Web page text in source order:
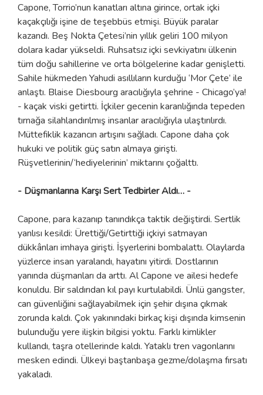
Capone, Torrio’nun kanatları altına girince, ortak içki
kaçakçılığı işine de teşebbüs etmişi. Büyük paralar
kazandı. Beş Nokta Çetesi’nin yıllık geliri 100 milyon
dolara kadar yükseldi. Ruhsatsız içki sevkiyatını ülkenin
tüm doğu sahillerine ve orta bölgelerine kadar genişletti.
Sahile hükmeden Yahudi asıllıların kurduğu ‘Mor Çete’ ile
anlaştı. Blaise Diesbourg aracılığıyla şehrine - Chicago’ya!
- kaçak viski getirtti. İçkiler gecenin karanlığında tepeden
tırnağa silahlandırılmış insanlar aracılığıyla ulaştırılırdı.
Müttefiklik kazancın artışını sağladı. Capone daha çok
hukuki ve politik güç satın almaya girişti.
Rüşvetlerinin/‘hediyelerinin’ miktarını çoğalttı.
- Düşmanlarına Karşı Sert Tedbirler Aldı… -
Capone, para kazanıp tanındıkça taktik değiştirdi. Sertlik
yanlısı kesildi: Ürettiği/Getirttiği içkiyi satmayan
dükkânları imhaya girişti. İşyerlerini bombalattı. Olaylarda
yüzlerce insan yaralandı, hayatını yitirdi. Dostlarının
yanında düşmanları da arttı. Al Capone ve ailesi hedefe
konuldu. Bir saldırıdan kıl payı kurtulabildi. Ünlü gangster,
can güvenliğini sağlayabilmek için şehir dışına çıkmak
zorunda kaldı. Çok yakınındaki birkaç kişi dışında kimsenin
bulunduğu yere ilişkin bilgisi yoktu. Farklı kimlikler
kullandı, taşra otellerinde kaldı. Yataklı tren vagonlarını
mesken edindi. Ülkeyi baştanbaşa gezme/dolaşma fırsatı
yakaladı.